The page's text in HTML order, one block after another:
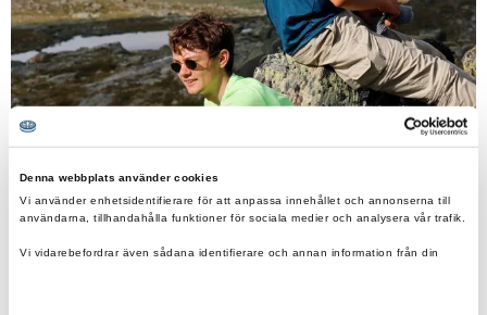
Denna webbplats använder cookies
Vi använder enhetsidentifierare för att anpassa innehållet och annonserna till
användarna, tillhandahålla funktioner för sociala medier och analysera vår trafik.
Vi vidarebefordrar även sådana identifierare och annan information från din